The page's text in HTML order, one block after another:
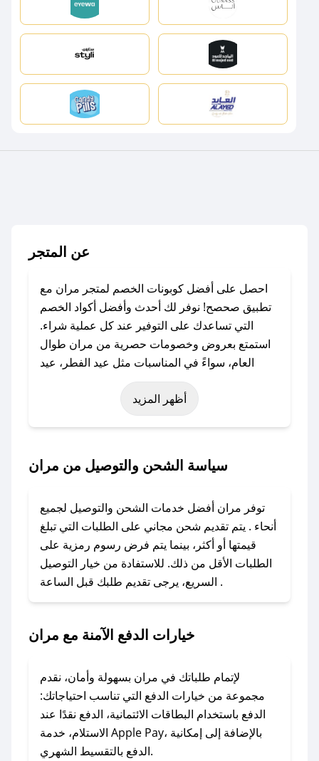
عن المتجر
احصل على أفضل كوبونات الخصم لمتجر مران مع
تطبيق صحصح! نوفر لك أحدث وأفضل أكواد الخصم
التي تساعدك على التوفير عند كل عملية شراء.
استمتع بعروض وخصومات حصرية من مران طوال
العام، سواءً في المناسبات مثل عيد الفطر، عيد
الأضحى، الجمعة البيضاء (شهر نوفمبر)، رمضان،
اليوم الوطني، يوم التأسيس، أو حتى عروض خاصة
باستخدام تطبيق صحصح، يمكنك العثور بسهولة على
تواصل معنا عبر تويتر أو البريد الإلكتروني لإضافته
بسرعة.
### كيفية استخدام كود خصم مران؟
1. انسخ كود الخصم من تطبيق صحصح.
2. الصقه في خانة الدفع عند التسوق من مران.
### ماذا أفعل إذا لم يعمل كود الخصم؟
الرسائل الخاصة على تويتر أو البريد الإلكتروني،
وسنقوم بحل المشكلة في أسرع وقت ممكن.
### ماذا أفعل إذا لم أجد كود خصم لمتجري
المفضل؟
أظهر المزيد
سياسة الشحن والتوصيل من مران
توفر مران أفضل خدمات الشحن والتوصيل لجميع
أنحاء . يتم تقديم شحن مجاني على الطلبات التي تبلغ
قيمتها أو أكثر، بينما يتم فرض رسوم رمزية على
الطلبات الأقل من ذلك. للاستفادة من خيار التوصيل
السريع، يرجى تقديم طلبك قبل الساعة .
خيارات الدفع الآمنة مع مران
لإتمام طلباتك في مران بسهولة وأمان، نقدم
مجموعة من خيارات الدفع التي تناسب احتياجاتك:
الدفع باستخدام البطاقات الائتمانية، الدفع نقدًا عند
الاستلام، خدمة Apple Pay، بالإضافة إلى إمكانية
الدفع بالتقسيط الشهري.